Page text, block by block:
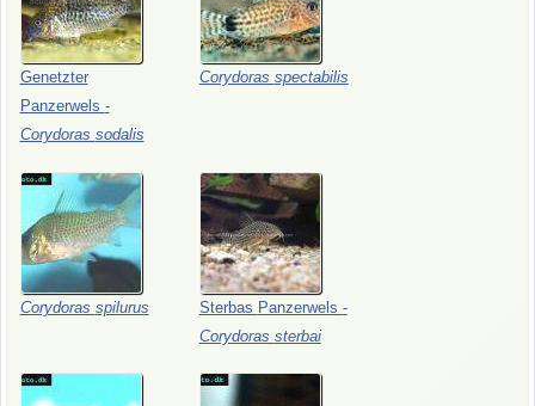
Genetzter
Panzerwels -
Corydoras sodalis
Corydoras spectabilis
Corydoras spilurus Sterbas Panzerwels -
Corydoras sterbai